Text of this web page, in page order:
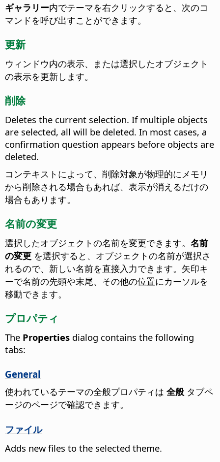
ギャラリー内でテーマを右クリックすると、次のコ
マンドを呼び出すことができます。
更新
ウィンドウ内の表示、または選択したオブジェクト
の表示を更新します。
削除
Deletes the current selection. If multiple objects
are selected, all will be deleted. In most cases, a
confirmation question appears before objects are
deleted.
コンテキストによって、削除対象が物理的にメモリ
から削除される場合もあれば、表示が消えるだけの
場合もあります。
名前の変更
選択したオブジェクトの名前を変更できます。 名前
の変更 を選択すると、オブジェクトの名前が選択さ
れるので、新しい名前を直接入力できます。矢印キ
ーで名前の先頭や末尾、その他の位置にカーソルを
移動できます。
プロパティ
The Properties dialog contains the following
tabs:
General
使われているテーマの全般プロパティは 全般 タブペ
ージのページで確認できます。
ファイル
Adds new files to the selected theme.